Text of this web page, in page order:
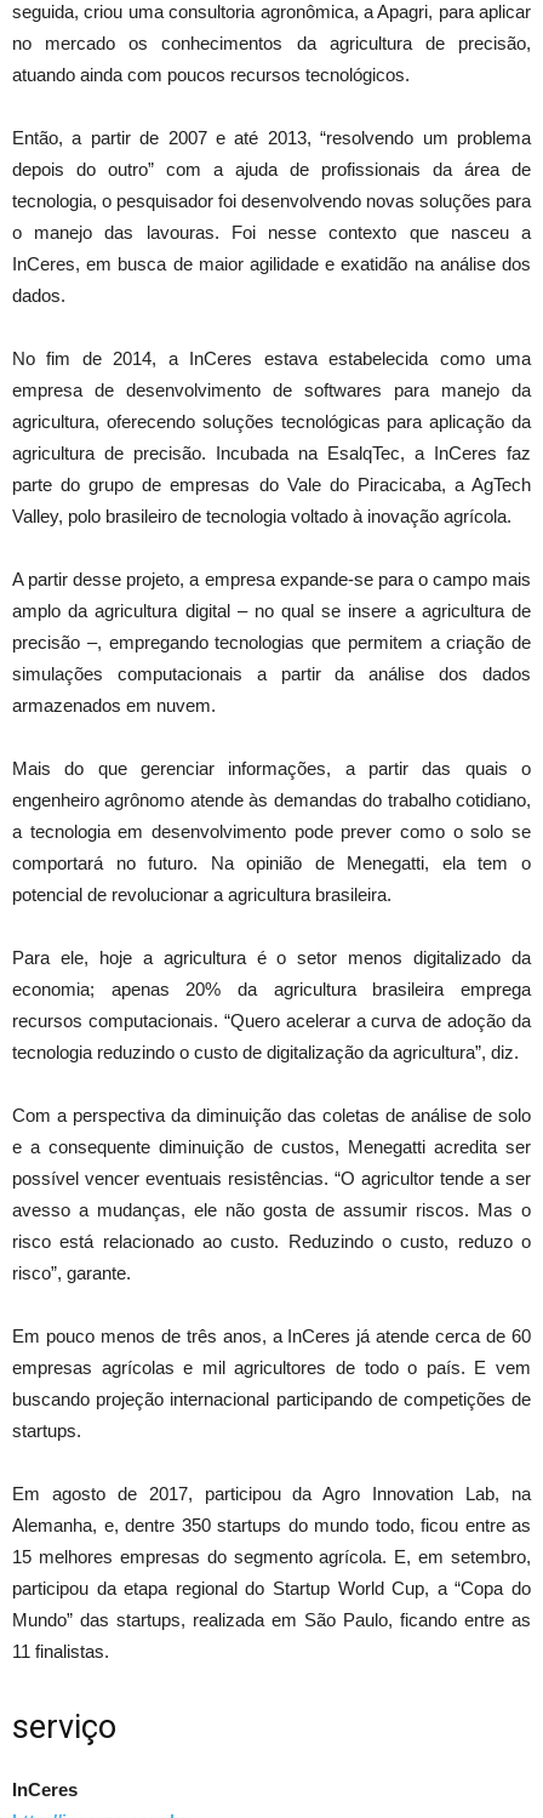
seguida, criou uma consultoria agronômica, a Apagri, para aplicar
no mercado os conhecimentos da agricultura de precisão,
atuando ainda com poucos recursos tecnológicos.
Então, a partir de 2007 e até 2013, “resolvendo um problema
depois do outro” com a ajuda de profissionais da área de
tecnologia, o pesquisador foi desenvolvendo novas soluções para
o manejo das lavouras. Foi nesse contexto que nasceu a
InCeres, em busca de maior agilidade e exatidão na análise dos
dados.
No fim de 2014, a InCeres estava estabelecida como uma
empresa de desenvolvimento de softwares para manejo da
agricultura, oferecendo soluções tecnológicas para aplicação da
agricultura de precisão. Incubada na EsalqTec, a InCeres faz
parte do grupo de empresas do Vale do Piracicaba, a AgTech
Valley, polo brasileiro de tecnologia voltado à inovação agrícola.
A partir desse projeto, a empresa expande-se para o campo mais
amplo da agricultura digital – no qual se insere a agricultura de
precisão –, empregando tecnologias que permitem a criação de
simulações computacionais a partir da análise dos dados
armazenados em nuvem.
Mais do que gerenciar informações, a partir das quais o
engenheiro agrônomo atende às demandas do trabalho cotidiano,
a tecnologia em desenvolvimento pode prever como o solo se
comportará no futuro. Na opinião de Menegatti, ela tem o
potencial de revolucionar a agricultura brasileira.
Para ele, hoje a agricultura é o setor menos digitalizado da
economia; apenas 20% da agricultura brasileira emprega
recursos computacionais. “Quero acelerar a curva de adoção da
tecnologia reduzindo o custo de digitalização da agricultura”, diz.
Com a perspectiva da diminuição das coletas de análise de solo
e a consequente diminuição de custos, Menegatti acredita ser
possível vencer eventuais resistências. “O agricultor tende a ser
avesso a mudanças, ele não gosta de assumir riscos. Mas o
risco está relacionado ao custo. Reduzindo o custo, reduzo o
risco”, garante.
Em pouco menos de três anos, a InCeres já atende cerca de 60
empresas agrícolas e mil agricultores de todo o país. E vem
buscando projeção internacional participando de competições de
startups.
Em agosto de 2017, participou da Agro Innovation Lab, na
Alemanha, e, dentre 350 startups do mundo todo, ficou entre as
15 melhores empresas do segmento agrícola. E, em setembro,
participou da etapa regional do Startup World Cup, a “Copa do
Mundo” das startups, realizada em São Paulo, ficando entre as
11 finalistas.
serviço
InCeres